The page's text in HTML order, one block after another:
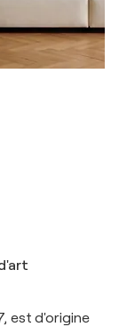
est d'origine